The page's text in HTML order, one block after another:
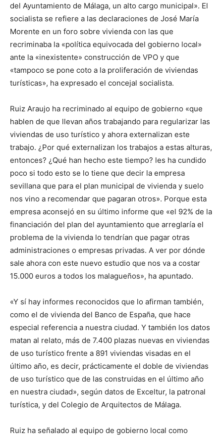
del Ayuntamiento de Málaga, un alto cargo municipal». El
socialista se refiere a las declaraciones de José María
Morente en un foro sobre vivienda con las que
recriminaba la «política equivocada del gobierno local»
ante la «inexistente» construcción de VPO y que
«tampoco se pone coto a la proliferación de viviendas
turísticas», ha expresado el concejal socialista.
Ruiz Araujo ha recriminado al equipo de gobierno «que
hablen de que llevan años trabajando para regularizar las
viviendas de uso turístico y ahora externalizan este
trabajo. ¿Por qué externalizan los trabajos a estas alturas,
entonces? ¿Qué han hecho este tiempo? les ha cundido
poco si todo esto se lo tiene que decir la empresa
sevillana que para el plan municipal de vivienda y suelo
nos vino a recomendar que pagaran otros». Porque esta
empresa aconsejó en su último informe que «el 92% de la
financiación del plan del ayuntamiento que arreglaría el
problema de la vivienda lo tendrían que pagar otras
administraciones o empresas privadas. A ver por dónde
sale ahora con este nuevo estudio que nos va a costar
15.000 euros a todos los malagueños», ha apuntado.
«Y sí hay informes reconocidos que lo afirman también,
como el de vivienda del Banco de España, que hace
especial referencia a nuestra ciudad. Y también los datos
matan al relato, más de 7.400 plazas nuevas en viviendas
de uso turístico frente a 891 viviendas visadas en el
último año, es decir, prácticamente el doble de viviendas
de uso turístico que de las construidas en el último año
en nuestra ciudad», según datos de Exceltur, la patronal
turística, y del Colegio de Arquitectos de Málaga.
Ruiz ha señalado al equipo de gobierno local como